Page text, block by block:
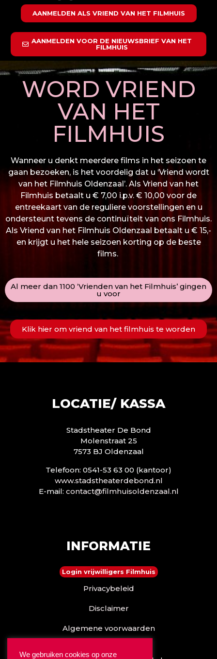
AANMELDEN ALS VRIEND VAN HET FILMHUIS
AANMELDEN VOOR DE NIEUWSBRIEF VAN HET
FILMHUIS
WORD VRIEND
VAN HET
FILMHUIS
Wanneer u denkt meerdere films in het seizoen te
gaan bezoeken, is het voordelig dat u ‘Vriend wordt
van het Filmhuis Oldenzaal’. Als Vriend van het
Filmhuis betaalt u € 7,00 i.p.v. € 10,00 voor de
entreekaart van de reguliere voorstellingen en u
ondersteunt tevens de continuïteit van ons Filmhuis.
Als Vriend van het Filmhuis Oldenzaal betaalt u € 15,-
en krijgt u het hele seizoen korting op de beste
films.
Al meer dan 1100 ‘Vrienden van het Filmhuis’ gingen
u voor
Klik hier om vriend van het filmhuis te worden
LOCATIE/ KASSA
Stadstheater De Bond
Molenstraat 25
7573 BJ Oldenzaal
Telefoon: 0541-53 63 00 (kantoor)
www.stadstheaterdebond.nl
E-mail: contact@filmhuisoldenzaal.nl
INFORMATIE
Login vrijwilligers Filmhuis
Privacybeleid
Disclaimer
Algemene voorwaarden
We gebruiken cookies op onze